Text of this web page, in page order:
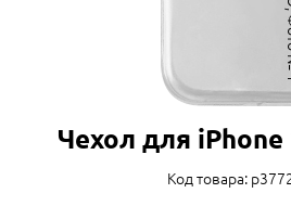
Чехол для iPhone
Код товара: